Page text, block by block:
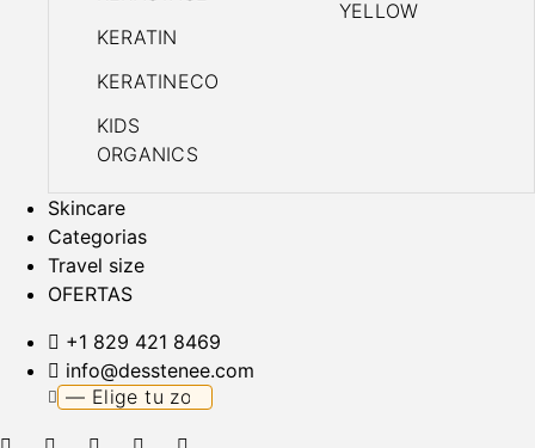
KERATIN
KERATINECO
KIDS
ORGANICS
YELLOW
Skincare
Categorias
Travel size
OFERTAS
+1 829 421 8469
info@desstenee.com